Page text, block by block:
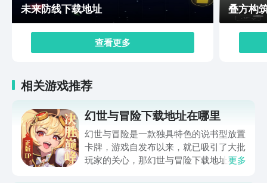
未来防线下载地址
查看更多
叠方构
相关游戏推荐
幻世与冒险下载地址在哪里
幻世与冒险是一款独具特色的说书型放置
卡牌，游戏自发布以来，就已吸引了大批
玩家的关心，那幻世与冒险下载地址在哪
更多